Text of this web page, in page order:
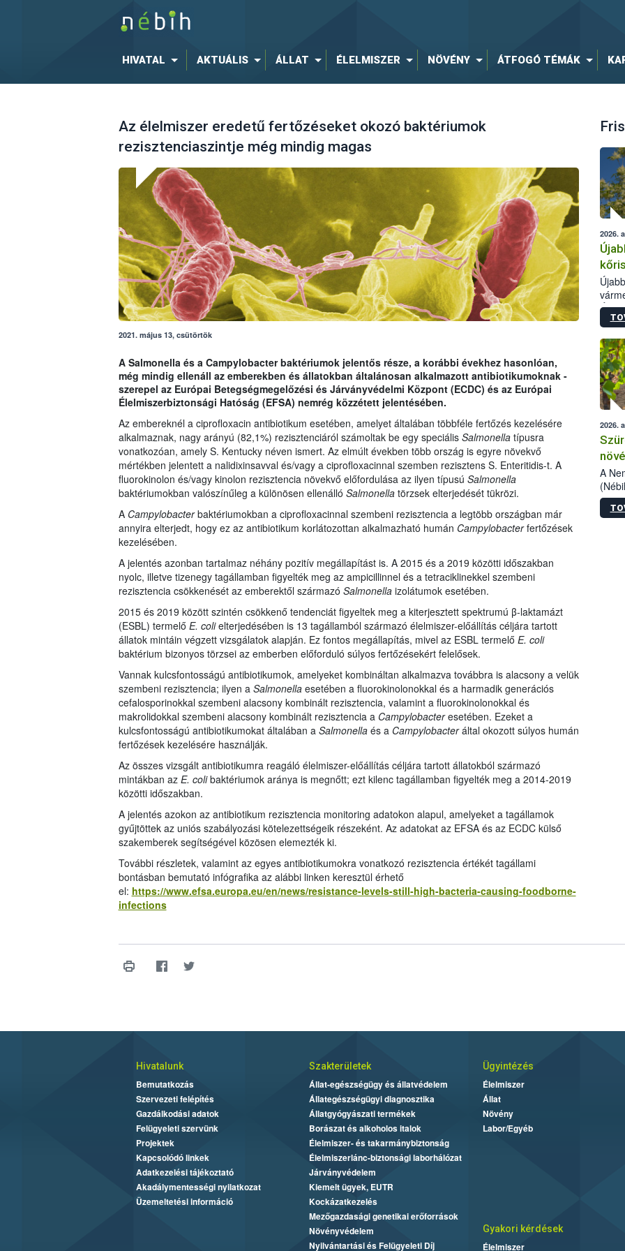
HIVATAL AKTUÁLIS ÁLLAT ÉLELMISZER NÖVÉNY ÁTFOGÓ TÉMÁK
Az élelmiszer eredetű fertőzéseket okozó baktériumok
rezisztenciaszintje még mindig magas
2021. május 13, csütörtök
A Salmonella és a Campylobacter baktériumok jelentős része, a korábbi évekhez hasonlóan,
még mindig ellenáll az emberekben és állatokban általánosan alkalmazott antibiotikumoknak -
szerepel az Európai Betegségmegelőzési és Járványvédelmi Központ (ECDC) és az Európai
Élelmiszerbiztonsági Hatóság (EFSA) nemrég közzétett jelentésében.
Az embereknél a ciprofloxacin antibiotikum esetében, amelyet általában többféle fertőzés kezelésére
alkalmaznak, nagy arányú (82,1%) rezisztenciáról számoltak be egy speciális Salmonella típusra
vonatkozóan, amely S. Kentucky néven ismert. Az elmúlt években több ország is egyre növekvő
mértékben jelentett a nalidixinsavval és/vagy a ciprofloxacinnal szemben rezisztens S. Enteritidis-t. A
fluorokinolon és/vagy kinolon rezisztencia növekvő előfordulása az ilyen típusú Salmonella
baktériumokban valószínűleg a különösen ellenálló Salmonella törzsek elterjedését tükrözi.
A Campylobacterbaktériumokban a ciprofloxacinnal szembeni rezisztencia a legtöbb országban már
annyira elterjedt, hogy ez az antibiotikum korlátozottan alkalmazható humán Campylobacterfertőzések
kezelésében.
A jelentés azonban tartalmaz néhány pozitív megállapítást is. A 2015 és a 2019 közötti időszakban
nyolc, illetve tizenegy tagállamban figyelték meg az ampicillinnel és a tetraciklinekkel szembeni
rezisztencia csökkenését az emberektől származó Salmonella izolátumok esetében.
2015 és 2019 között szintén csökkenő tendenciát figyeltek meg a kiterjesztett spektrumú β-laktamázt
(ESBL) termelő E. colielterjedésében is 13 tagállamból származó élelmiszer-előállítás céljára tartott
állatok mintáin végzett vizsgálatok alapján. Ez fontos megállapítás, mivel az ESBL termelő E. coli
baktérium bizonyos törzsei az emberben előforduló súlyos fertőzésekért felelősek.
Vannak kulcsfontosságú antibiotikumok, amelyeket kombináltan alkalmazva továbbra is alacsony a velük
szembeni rezisztencia; ilyen a Salmonella esetében a fluorokinolonokkal és a harmadik generációs
cefalosporinokkal szembeni alacsony kombinált rezisztencia, valamint a fluorokinolonokkal és
makrolidokkal szembeni alacsony kombinált rezisztencia a Campylobacteresetében. Ezeket a
kulcsfontosságú antibiotikumokat általában a Salmonella és a Campylobacteráltal okozott súlyos humán
fertőzések kezelésére használják.
Az összes vizsgált antibiotikumra reagáló élelmiszer-előállítás céljára tartott állatokból származó
mintákban az E. colibaktériumok aránya is megnőtt; ezt kilenc tagállamban figyelték meg a 2014-2019
közötti időszakban.
A jelentés azokon az antibiotikum rezisztencia monitoring adatokon alapul, amelyeket a tagállamok
gyűjtöttek az uniós szabályozási kötelezettségeik részeként. Az adatokat az EFSA és az ECDC külső
szakemberek segítségével közösen elemezték ki.
További részletek, valamint az egyes antibiotikumokra vonatkozó rezisztencia értékét tagállami
bontásban bemutató infógrafika az alábbi linken keresztül érhető
el: https://www.efsa.europa.eu/en/news/resistance-levels-still-high-bacteria-causing-foodborne-
infections
2026.
2026.
A
Hivatalunk
Bemutatkozás
Szervezeti felépítés
Gazdálkodási adatok
Felügyeleti szervünk
Projektek
Kapcsolódó linkek
Adatkezelési tájékoztató
Akadálymentességi nyilatkozat
Üzemeltetési információ
Szakterületek
Állat-egészségügy és állatvédelem
Állategészségügyi diagnosztika
Állatgyógyászati termékek
Borászat és alkoholos italok
Élelmiszer- és takarmánybiztonság
Élelmiszerlánc-biztonsági laborhálózat
Járványvédelem
Kiemelt ügyek, EUTR
Kockázatkezelés
Mezőgazdasági genetikai erőforrások
Növényvédelem
Nyilvántartási és Felügyeleti Díj
Ügyintézés
Élelmiszer
Állat
Növény
Labor/Egyéb
Gyakori kérdések
Élelmiszer